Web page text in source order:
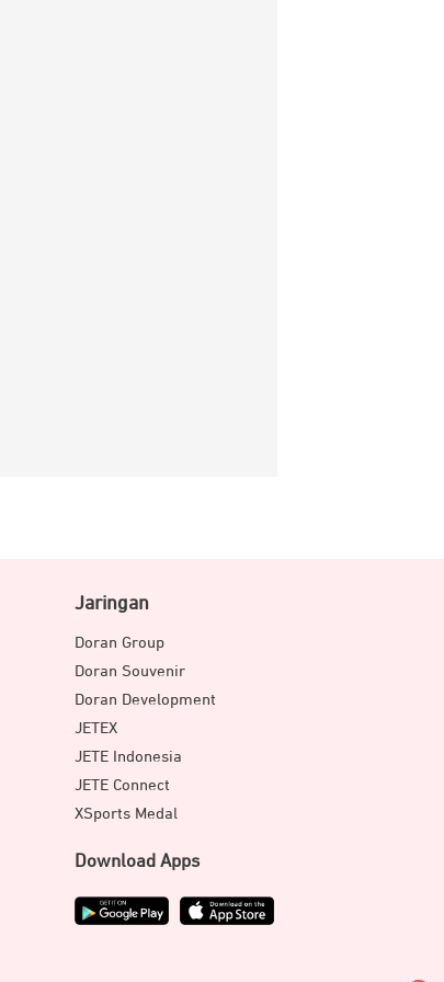
Jaringan
Doran Group
Doran Souvenir
Doran Development
JETEX
JETE Indonesia
JETE Connect
XSports Medal
Download Apps